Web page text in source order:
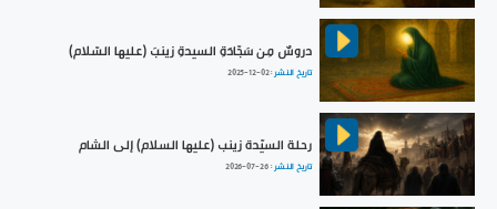
دروسٌ مِن سَجّادَةِ السيدةِ زينبَ (عليها السّلام)
تاريخ النشر :2025-12-02
رحلة السيّدة زينب (عليها السلام) إلى الشام
تاريخ النشر :2026-07-26